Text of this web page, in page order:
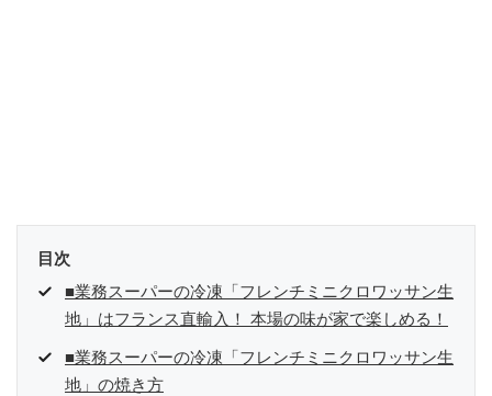
目次
■業務スーパーの冷凍「フレンチミニクロワッサン生
地」はフランス直輸入！ 本場の味が家で楽しめる！
■業務スーパーの冷凍「フレンチミニクロワッサン生
地」の焼き方